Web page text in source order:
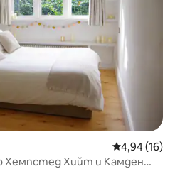
Средна
4,94 (16)
Хемпстед Хийт и Камден